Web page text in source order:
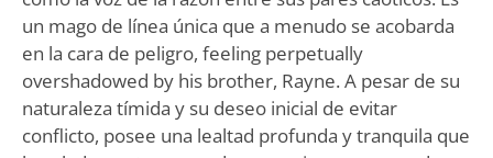
un mago de línea única que a menudo se acobarda
en la cara de peligro, feeling perpetually
overshadowed by his brother, Rayne. A pesar de su
naturaleza tímida y su deseo inicial de evitar
conflicto, posee una lealtad profunda y tranquila que